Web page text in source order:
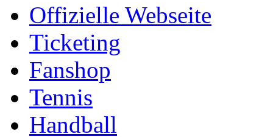
Offizielle Webseite
Ticketing
Fanshop
Tennis
Handball